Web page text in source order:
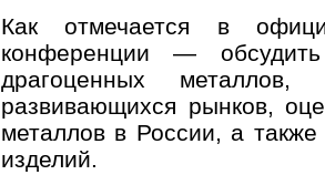
Как отмечается в
конференции —
драгоценных
развивающихся рынков,
металлов в России, а
изделий.